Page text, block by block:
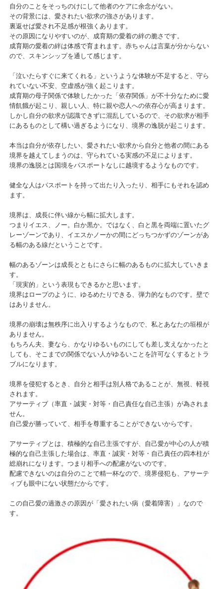
自分のことをそっちのけにして他者のケアに余念がない。
その背景には、愛されたい欲求の強さがあります。
裏返せば愛され不足感が根強くあります。
その原因になりやすいのが、成育期の愛着の絆の脆さです。
成育期の愛着の絆は体感で育まれます。赤ちゃんは言葉が分からない
ので、スキンシップを通して感じます。
「泣いたらすぐに来てくれる」というような体験が不足すると、守ら
れていない不安、空虚感が強く起こります。
成育期の母子関係で体験したかった「依存関係」が不十分なために愛
情飢餓が起こり、親しい人、特に親や恋人への依存心が高まります。
しかし自分の欲求が認識できずに混乱しているので、その欲求が相手
にあるものとして構い過ぎるようになり、境界の逸脱が起こります。
本当は自分が依存したい、愛されたい欲求から自分と他者の間にある
境界を越えてしまうのは、守られている実感の不足によります。
境界の逸脱とは国境をパスポートなしに越境するようなものです。
健全な人はパスポートを持って出たり入ったり、相手にもそれを認め
ます。
境界は、成長に伴い線から幅に拡大します。
つまりイエス、ノー。白か黒か。ではなく、白と黒を両端に置いたグ
レーゾーンであり、イエスかノーかの間にどっちつかずのゾーンがあ
る幅のある線だということです。
幅のあるゾーンは成長とともにさらに幅のあるものに拡大していきま
す。
「現実的」という表現もできるかと思います。
境界はロープのように、ゆるめたりできる、弾力的なものです。壁で
はありません。
境界の崩壊は無秩序に出入りするようなもので、私とあなたの垣根が
ありません。
もちろん夫、妻なら、かなりゆるいものにしても差し支えなかったと
しても、そこまでの関係でない人がゆるいことを許可なくするとトラ
ブルになります。
境界を侵犯するとき、自分と相手は別人格であることが、無視、軽視
されます。
アサーティブ（率直・誠実・対等・自己責任な自己主張）が為されま
せん。
自己愛が勝っていて、相手を尊重することができないからです。
アサーティブとは、積極的な自己主張ですが、自己愛が中心の人が積
極的な自己主張した場合は、率直・誠実・対等・自己責任の四本柱が
総崩れになります。つまり相手への配慮がないのです。
配慮できないのは自分のことで精一杯なので、境界侵犯も、アサーテ
ィブも眼中にない状態だからです。
この自己愛の過激さの原因が「愛されたい病（愛着障害）」なので
す。